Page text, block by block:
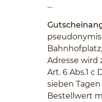
…
Adresse wird
Art. 6 Abs.1
sieben
Bestellwert